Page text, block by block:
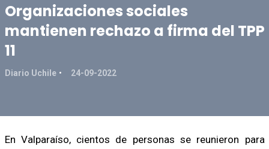
Organizaciones sociales
mantienen rechazo a firma del TPP
11
Diario Uchile 24-09-2022
En Valparaíso, cientos de personas se reunieron para